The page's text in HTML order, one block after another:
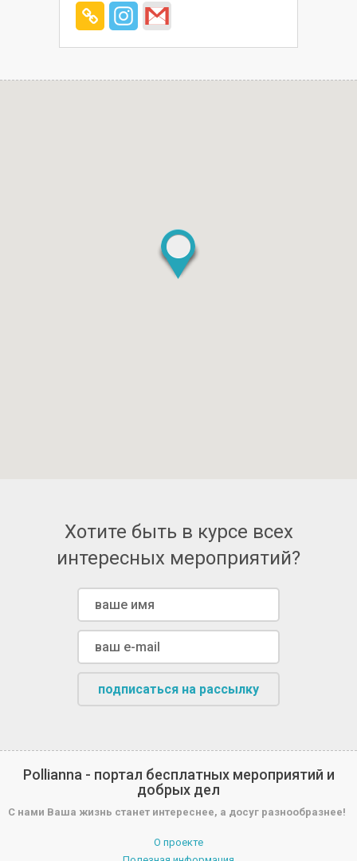
Хотите быть в курсе всех
интересных мероприятий?
подписаться на рассылку
Pollianna - портал бесплатных мероприятий и
добрых дел
С нами Ваша жизнь станет интереснее, а досуг разнообразнее!
О проекте